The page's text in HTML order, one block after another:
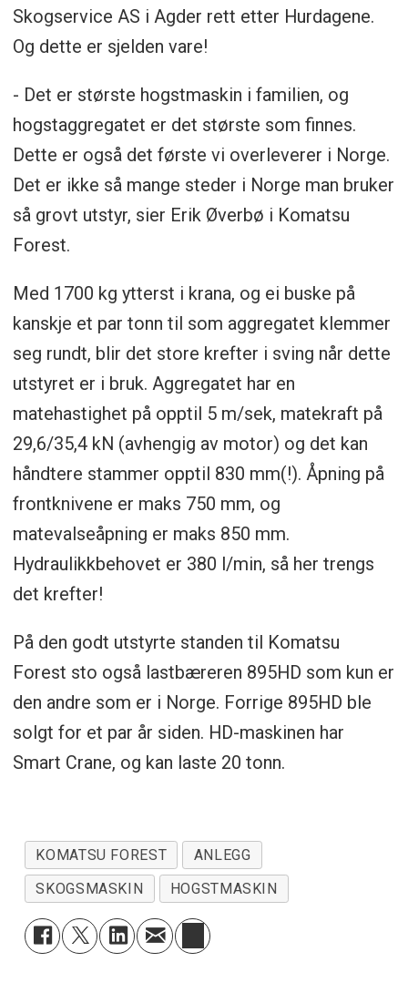
Skogservice AS i Agder rett etter Hurdagene.
Og dette er sjelden vare!
- Det er største hogstmaskin i familien, og
hogstaggregatet er det største som finnes.
Dette er også det første vi overleverer i Norge.
Det er ikke så mange steder i Norge man bruker
så grovt utstyr, sier Erik Øverbø i Komatsu
Forest.
Med 1700 kg ytterst i krana, og ei buske på
kanskje et par tonn til som aggregatet klemmer
seg rundt, blir det store krefter i sving når dette
utstyret er i bruk. Aggregatet har en
matehastighet på opptil 5 m/sek, matekraft på
29,6/35,4 kN (avhengig av motor) og det kan
håndtere stammer opptil 830 mm(!). Åpning på
frontknivene er maks 750 mm, og
matevalseåpning er maks 850 mm.
Hydraulikkbehovet er 380 l/min, så her trengs
det krefter!
På den godt utstyrte standen til Komatsu
Forest sto også lastbæreren 895HD som kun er
den andre som er i Norge. Forrige 895HD ble
solgt for et par år siden. HD-maskinen har
Smart Crane, og kan laste 20 tonn.
KOMATSU FOREST
ANLEGG
SKOGSMASKIN
HOGSTMASKIN